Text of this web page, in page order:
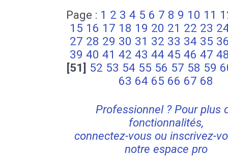
Page : 1 2 3 4 5 6 7 8 9 10 11
15 16 17 18 19 20 21 22 23
27 28 29 30 31 32 33 34 35
39 40 41 42 43 44 45 46 47
[51] 52 53 54 55 56 57 58 59
63 64 65 66 67 68
Professionnel ? Pour plus
fonctionnalités,
connectez-vous ou inscrivez-
notre espace pro